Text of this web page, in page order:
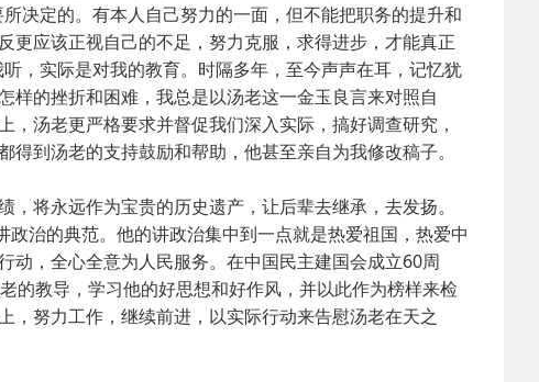
决定的。有本人自己努力的一面，但不能把职务的提升和
更应该正视自己的不足，努力克服，求得进步，才能真正
，实际是对我的教育。时隔多年，至今声声在耳，记忆犹
样的挫折和困难，我总是以汤老这一金玉良言来对照自
汤老更严格要求并督促我们深入实际，搞好调查研究，
到汤老的支持鼓励和帮助，他甚至亲自为我修改稿子。
将永远作为宝贵的历史遗产，让后辈去继承，去发扬。
治的典范。他的讲政治集中到一点就是热爱祖国，热爱中
动，全心全意为人民服务。在中国民主建国会成立60周
的教导，学习他的好思想和好作风，并以此作为榜样来检
努力工作，继续前进，以实际行动来告慰汤老在天之